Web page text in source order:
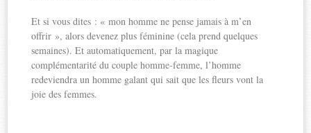
Et si vous dites : « mon homme ne pense jamais à m’en
offrir », alors devenez plus féminine (cela prend quelques
semaines). Et automatiquement, par la magique
complémentarité du couple homme-femme, l’homme
redeviendra un homme galant qui sait que les fleurs vont la
joie des femmes.